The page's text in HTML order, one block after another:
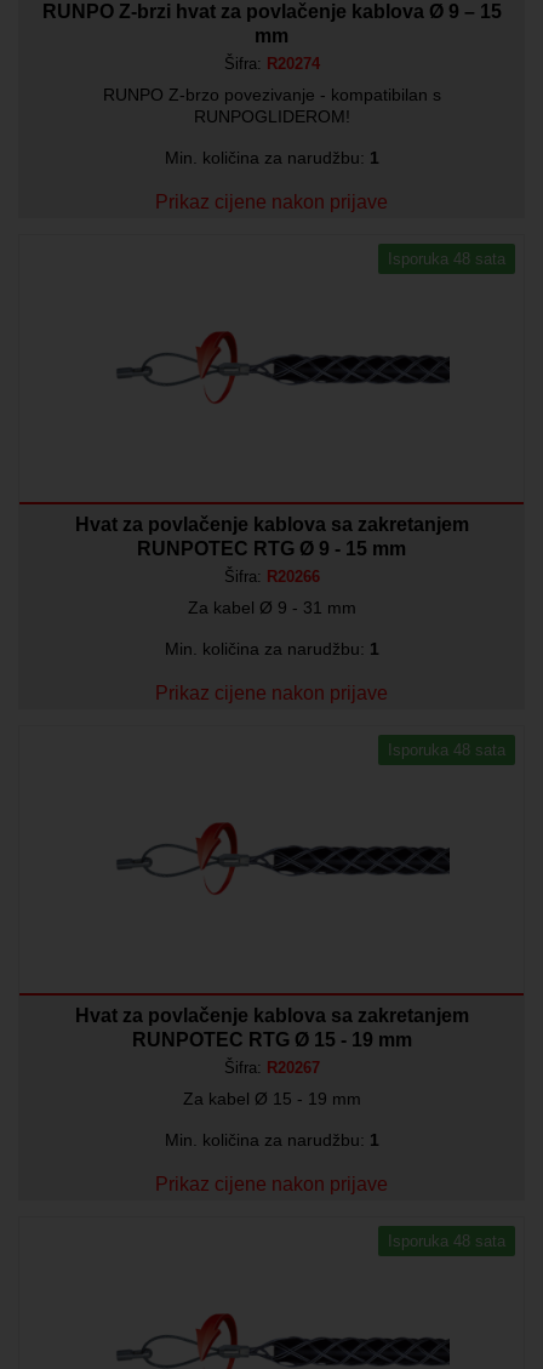
RUNPO Z-brzi hvat za povlačenje kablova Ø 9 – 15
mm
Šifra: R20274
RUNPO Z-brzo povezivanje - kompatibilan s
RUNPOGLIDEROM!
Min. količina za narudžbu: 1
Prikaz cijene nakon prijave
Isporuka 48 sata
Hvat za povlačenje kablova sa zakretanjem
RUNPOTEC RTG Ø 9 - 15 mm
Šifra: R20266
Za kabel Ø 9 - 31 mm
Min. količina za narudžbu: 1
Prikaz cijene nakon prijave
Isporuka 48 sata
Hvat za povlačenje kablova sa zakretanjem
RUNPOTEC RTG Ø 15 - 19 mm
Šifra: R20267
Za kabel Ø 15 - 19 mm
Min. količina za narudžbu: 1
Prikaz cijene nakon prijave
Isporuka 48 sata